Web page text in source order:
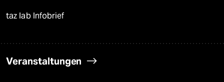
taz lab Infobrief
Veranstaltungen